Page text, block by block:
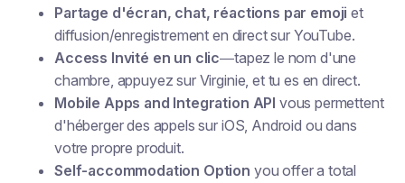
Partage d'écran, chat, réactions par emoji et
diffusion/enregistrement en direct sur YouTube.
Access Invité en un clic—tapez le nom d'une
chambre, appuyez sur Virginie, et tu es en direct.
Mobile Apps and Integration API vous permettent
d'héberger des appels sur iOS, Android ou dans
votre propre produit.
Self-accommodation Option you offer a total